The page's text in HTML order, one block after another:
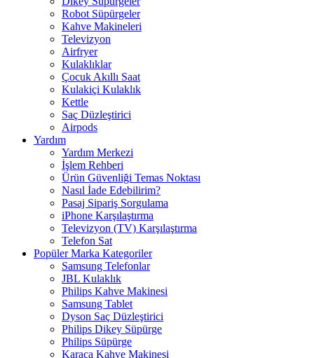
Robot Süpürgeler
Kahve Makineleri
Televizyon
Airfryer
Kulaklıklar
Çocuk Akıllı Saat
Kulakiçi Kulaklık
Kettle
Saç Düzleştirici
Airpods
Yardım
Yardım Merkezi
İşlem Rehberi
Ürün Güvenliği Temas Noktası
Nasıl İade Edebilirim?
Pasaj Sipariş Sorgulama
iPhone Karşılaştırma
Televizyon (TV) Karşılaştırma
Telefon Sat
Popüler Marka Kategoriler
Samsung Telefonlar
JBL Kulaklık
Philips Kahve Makinesi
Samsung Tablet
Dyson Saç Düzleştirici
Philips Dikey Süpürge
Philips Süpürge
Karaca Kahve Makinesi